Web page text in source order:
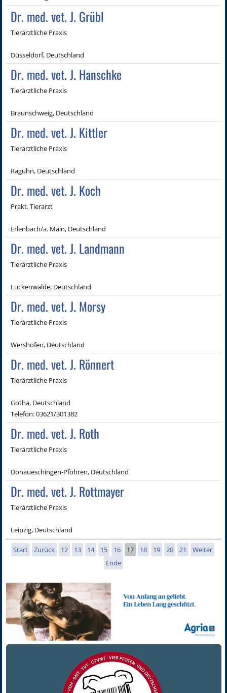
Dr. med. vet. J. Grübl
Tierärztliche Praxis
Düsseldorf, Deutschland
Dr. med. vet. J. Hanschke
Tierärztliche Praxis
Braunschweig, Deutschland
Dr. med. vet. J. Kittler
Tierärztliche Praxis
Raguhn, Deutschland
Dr. med. vet. J. Koch
Prakt. Tierarzt
Erlenbach/a. Main, Deutschland
Dr. med. vet. J. Landmann
Tierärztliche Praxis
Luckenwalde, Deutschland
Dr. med. vet. J. Morsy
Tierärztliche Praxis
Wershofen, Deutschland
Dr. med. vet. J. Rönnert
Tierärztliche Praxis
Gotha, Deutschland
Telefon: 03621/301382
Dr. med. vet. J. Roth
Tierärztliche Praxis
Donaueschingen-Pfohren, Deutschland
Dr. med. vet. J. Rottmayer
Tierärztliche Praxis
Leipzig, Deutschland
Start Zurück 12 13 14 15 16 17 18 19 20 21
Weiter
Ende